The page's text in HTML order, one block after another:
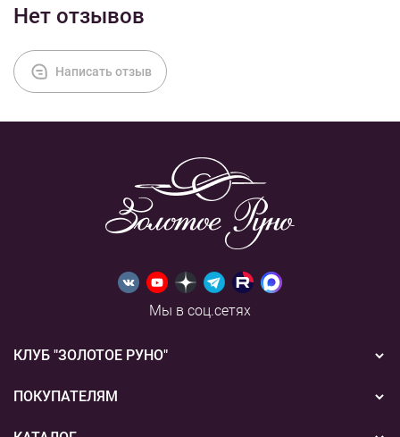
Нет отзывов
Написать отзыв
Мы в соц.сетях
КЛУБ "ЗОЛОТОЕ РУНО"
Новости
Акции
ПОКУПАТЕЛЯМ